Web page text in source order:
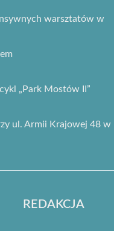
warsztatów w
„Park Mostów II”
ul. Armii Krajowej 48 w
REDAKCJA